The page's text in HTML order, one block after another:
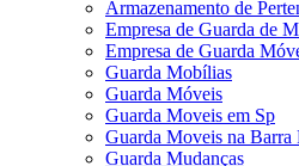
Armazenamento de
Empresa de Guarda de
Empresa de Guarda
Guarda Mobílias
Guarda Móveis
Guarda Moveis em Sp
Guarda Moveis na Barra
Guarda Mudanças